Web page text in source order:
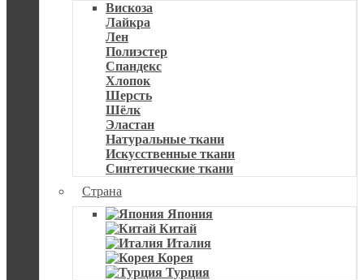
Вискоза
Лайкра
Лен
Полиэстер
Спандекс
Хлопок
Шерсть
Шёлк
Эластан
Натуральные ткани
Искусственные ткани
Синтетические ткани
Страна
Япония
Китай
Италия
Корея
Турция